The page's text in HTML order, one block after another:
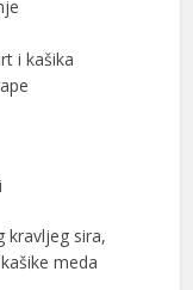
i kašika
kravljeg sira,
meda